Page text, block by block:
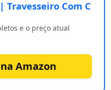
Com C
e o preço atual
Amazon